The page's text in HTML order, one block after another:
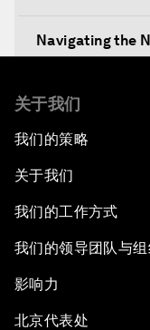
Navigating the
Cooperation
The Modern Silk
Future-
Emerging
关于我们
我们的策略
关于我们
我们的工作方式
我们的领导团队与
影响力
北京代表处